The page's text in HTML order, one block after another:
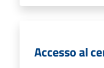
Accesso al